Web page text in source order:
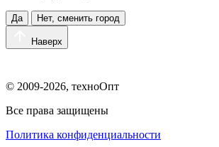
Да Нет, сменить город
Наверх
© 2009-2026, техноОпт
Все права защищены
Политика конфиденциальности